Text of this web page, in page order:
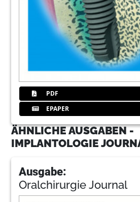
PDF
EPAPER
ÄHNLICHE AUSGABEN -
IMPLANTOLOGIE
Ausgabe:
Oralchirurgie Journal